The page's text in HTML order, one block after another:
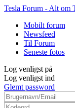
Tesla Forum - Alt om
Mobilt forum
Newsfeed
Til Forum
Seneste fotos
Log venligst på
Log venligst ind
Glemt password